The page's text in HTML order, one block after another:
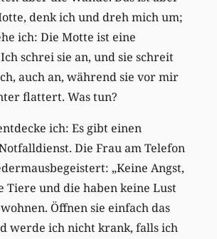
denk ich und dreh mich um;
ich: Die Motte ist eine
schrei sie an, und sie schreit
auch an, während sie vor mir
flattert. Was tun?
ich: Es gibt einen
Die Frau am Telefon
„Keine Angst,
Tiere und die haben keine Lust
Öffnen sie einfach das
werde ich nicht krank, falls ich